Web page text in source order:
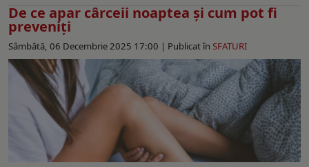
De ce apar cârceii noaptea și cum pot fi
preveniţi
Sâmbătă, 06 Decembrie 2025 17:00 | Publicat în SFATURI